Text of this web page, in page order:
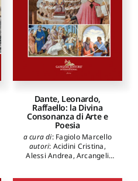
Dante, Leonardo,
Raffaello: la Divina
Consonanza di Arte e
Poesia
a cura di: Fagiolo Marcello
autori: Acidini Cristina,
Alessi Andrea, Arcangeli